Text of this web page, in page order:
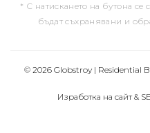
* С натискането на бутона
бъдат съхранявани и
© 2026 Globstroy | Residential
Изработка на сайт &